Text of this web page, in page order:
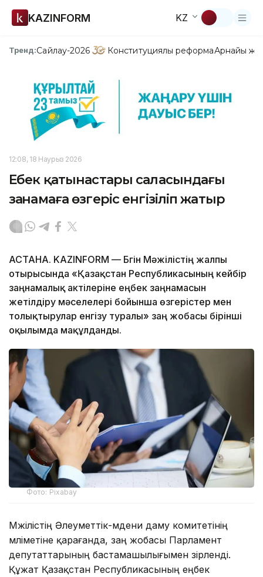
KAZINFORM KZ
Тренд:Сайлау-2026 Конституциялық реформаАрнайы
12:08, 18 Наурыз 2026
Еңбек қатынастары саласындағы
заңнамаға өзгеріс енгізіліп жатыр
АСТАНА. KAZINFORM — Бүгін Мәжілістің жалпы
отырысында «Қазақстан Республикасының кейбір
заңнамалық актілеріне еңбек заңнамасын
жетілдіру мәселелері бойынша өзгерістер мен
толықтырулар енгізу туралы» заң жобасы бірінші
оқылымда мақұлданды.
Фото: Pixabay
Мәжілістің Әлеуметтік-мәдени даму комитетінің
мәліметіне қарағанда, заң жобасы Парламент
депутаттарының бастамашылығымен әзірленді.
Құжат Қазақстан Республикасының еңбек